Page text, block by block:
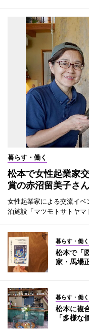
暮らす・働く
松本で女性起業家
賞の赤沼留美子さ
女性起業家による交流イ
泊施設「マツモトサトヤマ
暮らす・働く
松本で「
家・馬場
暮らす・働く
松本に複
「多様な